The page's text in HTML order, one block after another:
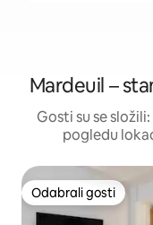
Mardeuil –
Gosti su se
pogledu
Odabrali gosti
Odabrali gosti